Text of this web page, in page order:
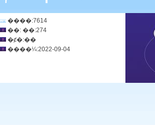
����:7614
��: ��:274
�ȼ�:��
����¼:2022-09-04